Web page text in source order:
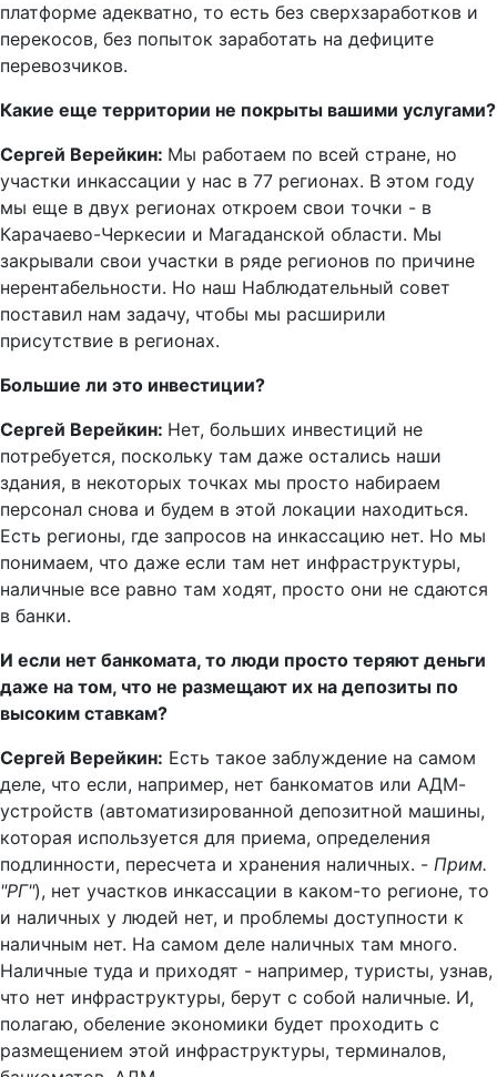
платформе адекватно, то есть без сверхзаработков и
перекосов, без попыток заработать на дефиците
перевозчиков.
Какие еще территории не покрыты вашими услугами?
Сергей Верейкин: Мы работаем по всей стране, но
участки инкассации у нас в 77 регионах. В этом году
мы еще в двух регионах откроем свои точки - в
Карачаево-Черкесии и Магаданской области. Мы
закрывали свои участки в ряде регионов по причине
нерентабельности. Но наш Наблюдательный совет
поставил нам задачу, чтобы мы расширили
присутствие в регионах.
Большие ли это инвестиции?
Сергей Верейкин: Нет, больших инвестиций не
потребуется, поскольку там даже остались наши
здания, в некоторых точках мы просто набираем
персонал снова и будем в этой локации находиться.
Есть регионы, где запросов на инкассацию нет. Но мы
понимаем, что даже если там нет инфраструктуры,
наличные все равно там ходят, просто они не сдаются
в банки.
И если нет банкомата, то люди просто теряют деньги
даже на том, что не размещают их на депозиты по
высоким ставкам?
Сергей Верейкин: Есть такое заблуждение на самом
деле, что если, например, нет банкоматов или АДМ-
устройств (автоматизированной депозитной машины,
которая используется для приема, определения
подлинности, пересчета и хранения наличных. - Прим.
"РГ"), нет участков инкассации в каком-то регионе, то
и наличных у людей нет, и проблемы доступности к
наличным нет. На самом деле наличных там много.
Наличные туда и приходят - например, туристы, узнав,
что нет инфраструктуры, берут с собой наличные. И,
полагаю, обеление экономики будет проходить с
размещением этой инфраструктуры, терминалов,